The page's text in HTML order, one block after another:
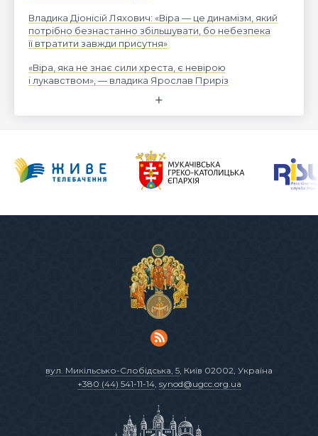
Владика Діонісій Ляхович: «Віра — це динамізм, який
потрібно безнастанно збільшувати, бо небезпека
її втратити завжди присутня»
«Віра, яка не знає сили хреста, є невірою
і лукавством», — владика Ярослав Приріз
вул. Микільсько-Слобідська, 5 , Київ 02002, Україна
+380 (44) 541-11-14, synod@ugcc.org.ua